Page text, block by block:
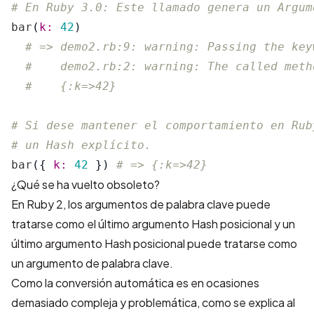
# En Ruby 3.0: Este llamado genera un
bar ( k: 42 )
# => demo2.rb:9: warning: Passing the
#    demo2.rb:2: warning: The called
#    {:k=>42}
# Si dese mantener el comportamiento en
# un Hash explícito.
bar ({ k: 42 }) # => {:k=>42}
¿Qué se ha vuelto obsoleto?
En Ruby 2, los argumentos de palabra clave puede
tratarse como el último argumento Hash posicional y un
último argumento Hash posicional puede tratarse como
un argumento de palabra clave.
Como la conversión automática es en ocasiones
demasiado compleja y problemática, como se explica al